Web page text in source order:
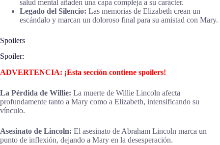
salud mental añaden una capa compleja a su carácter.
Legado del Silencio: Las memorias de Elizabeth crean un
escándalo y marcan un doloroso final para su amistad con Mary.
Spoilers
Spoiler:
ADVERTENCIA: ¡Esta sección contiene spoilers!
La Pérdida de Willie: La muerte de Willie Lincoln afecta
profundamente tanto a Mary como a Elizabeth, intensificando su
vínculo.
Asesinato de Lincoln: El asesinato de Abraham Lincoln marca un
punto de inflexión, dejando a Mary en la desesperación.